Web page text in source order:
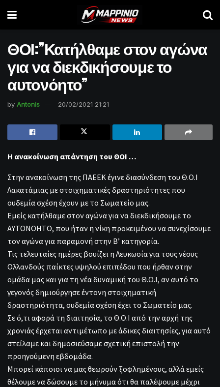
ΘΟΙ:”Κατήλθαμε στον αγώνα
για να διεκδικήσουμε το
αυτονόητο”
by Antonis 20/02/2021 21:21
Η ανακοίνωση απάντηση του ΘΟΙ …
Στην ανακοίνωση της ΠΑΕΕΚ έγινε διασύνδεση του Θ.Ο.Ι
Λακατάμιας με στοιχηματικές δραστηριότητες που
ουδεμία σχέση έχουν με το Σωματείο μας.
Εμείς κατήλθαμε στον αγώνα για να διεκδικήσουμε το
ΑΥΤΟΝΟΗΤΟ, που ήταν η νίκη προκειμένου να συνεχίσουμε
τον αγώνα για παραμονή στην Β’ κατηγορία.
Τις τελευταίες ημέρες βουίζει η Λευκωσία για τους νέους
Ολλανδούς παίκτες υψηλού επιπέδου που ήρθαν στην
ομάδα μας και για τη νέα δυναμική του Θ.Ο.Ι, αν αυτό το
γεγονός δημιούργησε έντονη στοιχηματική
δραστηριότητα, ουδεμία σχέση έχει το Σωματείο μας.
Σε ό,τι αφορά τη διαιτησία, το Θ.Ο.Ι από την αρχή της
χρονιάς έρχεται αντιμέτωπο με άδικες διαιτησίες, για αυτό
στείλαμε και δημοσιεύσαμε σχετική επιστολή την
προηγούμενη εβδομάδα.
Μπορεί κάποιοι να μας θεωρούν ξοφλημένους, αλλά εμείς
θέλουμε να δώσουμε το μήνυμα ότι θα παλέψουμε μέχρι